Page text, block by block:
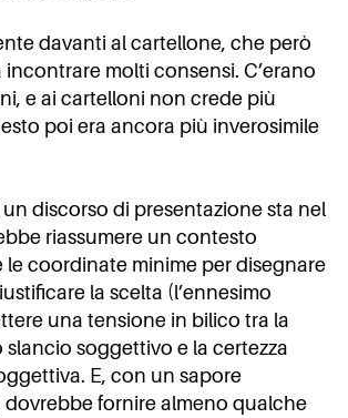
davanti al cartellone, che però
incontrare molti consensi. C’erano
e ai cartelloni non crede più
poi era ancora più inverosimile
discorso di presentazione sta nel
riassumere un contesto
le coordinate minime per disegnare
la scelta (l’ennesimo
una tensione in bilico tra la
slancio soggettivo e la certezza
E, con un sapore
dovrebbe fornire almeno qualche